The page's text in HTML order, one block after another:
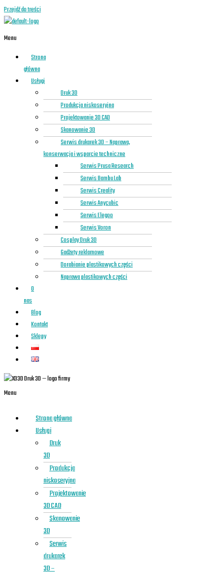
Przejdź do treści
Menu
Strona
główna
Usługi
Druk 3D
Produkcja niskoseryjna
Projektowanie 3D CAD
Skanowanie 3D
Serwis drukarek 3D – Naprawa,
konserwacja i wsparcie techniczne
Serwis Prusa Research
Serwis Bambu Lab
Serwis Creality
Serwis Anycubic
Serwis Elegoo
Serwis Voron
Cosplay Druk 3D
Gadżety reklamowe
Dorabianie plastikowych części
Naprawa plastikowych części
O
nas
Blog
Kontakt
Sklepy
Menu
Strona główna
Usługi
Druk
3D
Produkcja
niskoseryjna
Projektowanie
3D CAD
Skanowanie
3D
Serwis
drukarek
3D –